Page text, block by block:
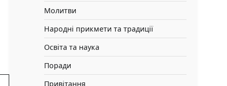
Молитви
Народні прикмети та традиції
Освіта та наука
Поради
Привітання